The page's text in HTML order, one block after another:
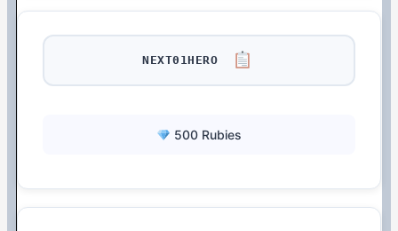
NEXT01HERO
500 Rubies